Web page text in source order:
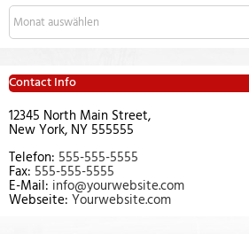
Archiv
Contact Info
12345 North Main Street,
New York, NY 555555
Telefon: 555-555-5555
Fax: 555-555-5555
E-Mail: info@yourwebsite.com
Webseite: Yourwebsite.com